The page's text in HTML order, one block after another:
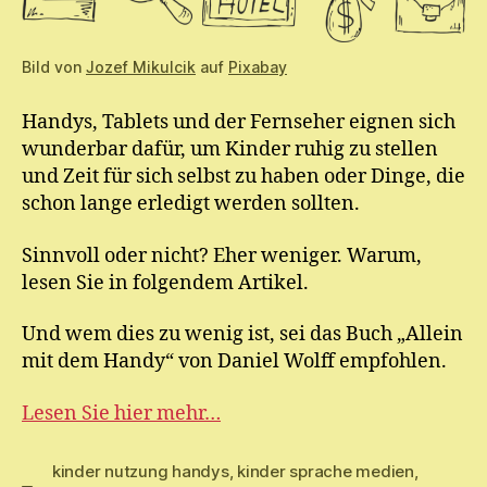
Bild von Jozef Mikulcik auf Pixabay
Handys, Tablets und der Fernseher eignen sich
wunderbar dafür, um Kinder ruhig zu stellen
und Zeit für sich selbst zu haben oder Dinge, die
schon lange erledigt werden sollten.
Sinnvoll oder nicht? Eher weniger. Warum,
lesen Sie in folgendem Artikel.
Und wem dies zu wenig ist, sei das Buch „Allein
mit dem Handy“ von Daniel Wolff empfohlen.
Lesen Sie hier mehr…
kinder nutzung handys, kinder sprache medien,